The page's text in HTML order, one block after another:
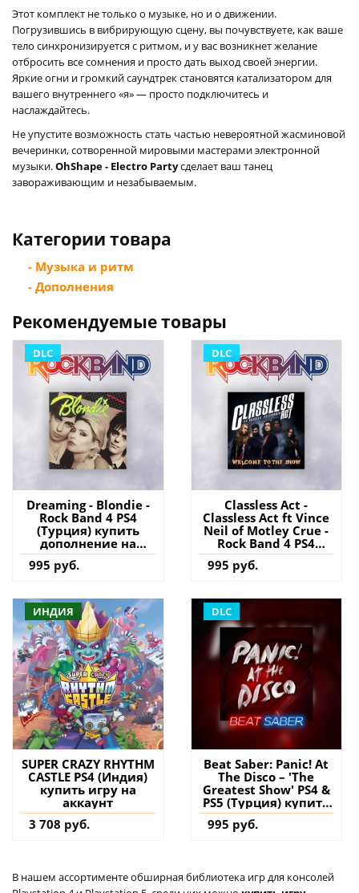
Этот комплект не только о музыке, но и о движении.
Погрузившись в вибрирующую сцену, вы почувствуете, как ваше
тело синхронизируется с ритмом, и у вас возникнет желание
отбросить все сомнения и просто дать выход своей энергии.
Яркие огни и громкий саундтрек становятся катализатором для
вашего внутреннего «я» — просто подключитесь и
наслаждайтесь.
Не упустите возможность стать частью невероятной жасминовой
вечеринки, сотворенной мировыми мастерами электронной
музыки.OhShape - Electro Partyсделает ваш танец
завораживающим и незабываемым.
Категории товара
- Музыка и ритм
- Дополнения
Рекомендуемые товары
DLC
Dreaming - Blondie -
Rock Band 4 PS4
(Турция) купить
дополнение на
аккаунт
995 руб.
DLC
Classless Act -
Classless Act ft Vince
Neil of Motley Crue -
Rock Band 4 PS4
(Турция) купить
дополнение на
995 руб.
ИНДИЯ
SUPER CRAZY RHYTHM
CASTLE PS4 (Индия)
купить игру на
аккаунт
3 708 руб.
DLC
Beat Saber: Panic! At
The Disco – 'The
Greatest Show' PS4 &
PS5 (Турция) купить
дополнение на
аккаунт
995 руб.
В нашем ассортименте обширная библиотека игр для консолей